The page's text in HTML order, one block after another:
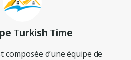
Turkish Time
composée d’une équipe de